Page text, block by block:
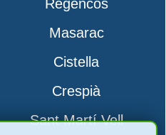
Regencós
Masarac
Cistella
Crespià
Sant Martí Vell